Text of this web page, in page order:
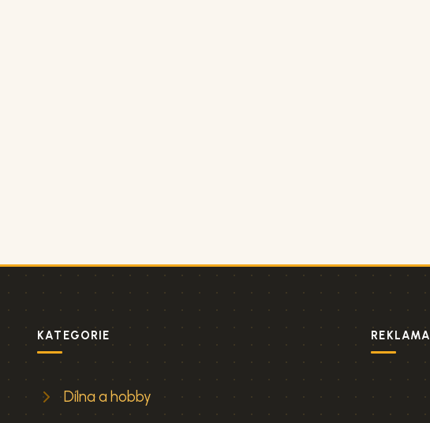
KATEGORIE
Dílna a hobby
REKLAMA